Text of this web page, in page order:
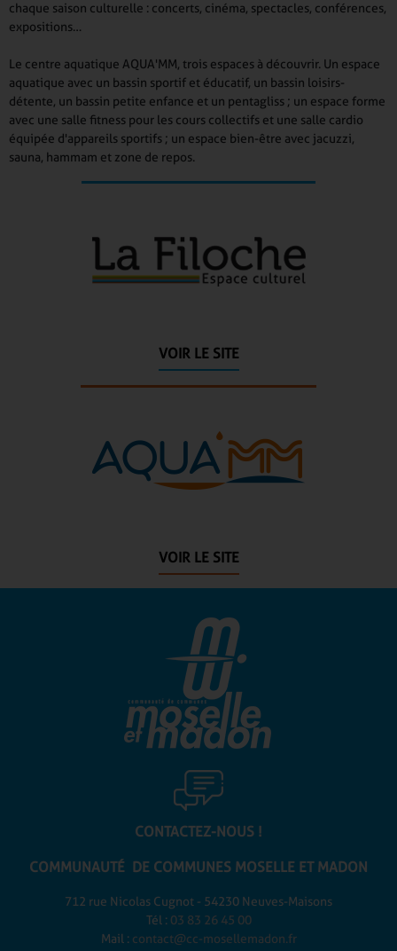
chaque saison culturelle : concerts, cinéma, spectacles, conférences,
expositions…
Le centre aquatique AQUA'MM, trois espaces à découvrir. Un espace
aquatique avec un bassin sportif et éducatif, un bassin loisirs-
détente, un bassin petite enfance et un pentagliss ; un espace forme
avec une salle fitness pour les cours collectifs et une salle cardio
équipée d'appareils sportifs ; un espace bien-être avec jacuzzi,
sauna, hammam et zone de repos.
VOIR LE SITE
VOIR LE SITE
CONTACTEZ-NOUS !
COMMUNAUTÉ DE COMMUNES MOSELLE ET MADON
712 rue Nicolas Cugnot - 54230 Neuves-Maisons
Tél : 03 83 26 45 00
Mail : contact@cc-mosellemadon.fr